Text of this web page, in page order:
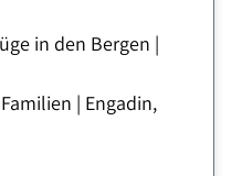
in den Bergen |
| Engadin,